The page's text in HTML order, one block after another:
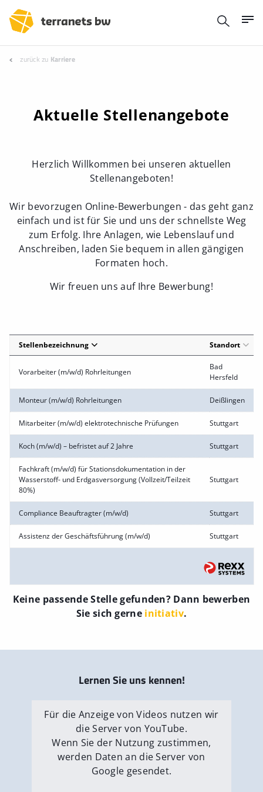
zurück zu Karriere
Aktuelle Stellenangebote
Herzlich Willkommen bei unseren aktuellen
Stellenangeboten!
Wir bevorzugen Online-Bewerbungen - das geht ganz
einfach und ist für Sie und uns der schnellste Weg
zum Erfolg. Ihre Anlagen, wie Lebenslauf und
Anschreiben, laden Sie bequem in allen gängigen
Formaten hoch.
Wir freuen uns auf Ihre Bewerbung!
Stellenbezeichnung Standort
Vorarbeiter (m/w/d) Rohrleitungen
Bad
Hersfeld
Monteur (m/w/d) Rohrleitungen Deißlingen
Mitarbeiter (m/w/d) elektrotechnische Prüfungen Stuttgart
Koch (m/w/d) – befristet auf 2 Jahre Stuttgart
Fachkraft (m/w/d) für Stationsdokumentation in der
Wasserstoff- und Erdgasversorgung (Vollzeit/Teilzeit
80%)
Stuttgart
Compliance Beauftragter (m/w/d) Stuttgart
Assistenz der Geschäftsführung (m/w/d) Stuttgart
Keine passende Stelle gefunden? Dann bewerben
Sie sich gerne initiativ.
Lernen Sie uns kennen!
Für die Anzeige von Videos nutzen wir
die Server von YouTube.
Wenn Sie der Nutzung zustimmen,
werden Daten an die Server von
Google gesendet.